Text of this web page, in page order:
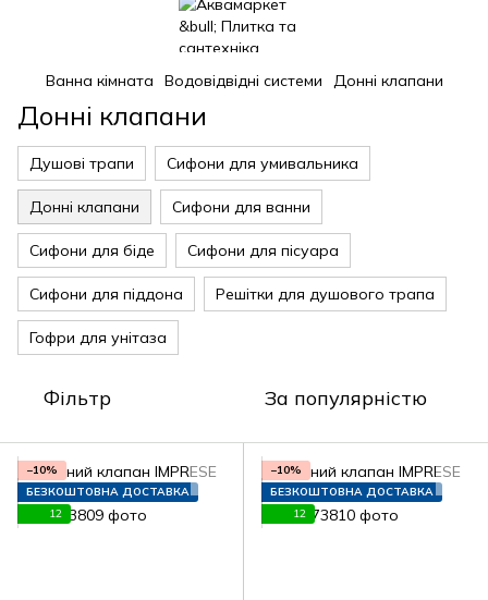
Ванна кімната Водовідвідні системи Донні клапани
Донні клапани
Душові трапи Сифони для умивальника
Донні клапани Сифони для ванни
Сифони для біде Сифони для пісуара
Сифони для піддона Решітки для душового трапа
Гофри для унітаза
Фільтр За популярністю
−10%
БЕЗКОШТОВНА ДОСТАВКА
12
−10%
БЕЗКОШТОВНА ДОСТАВКА
12